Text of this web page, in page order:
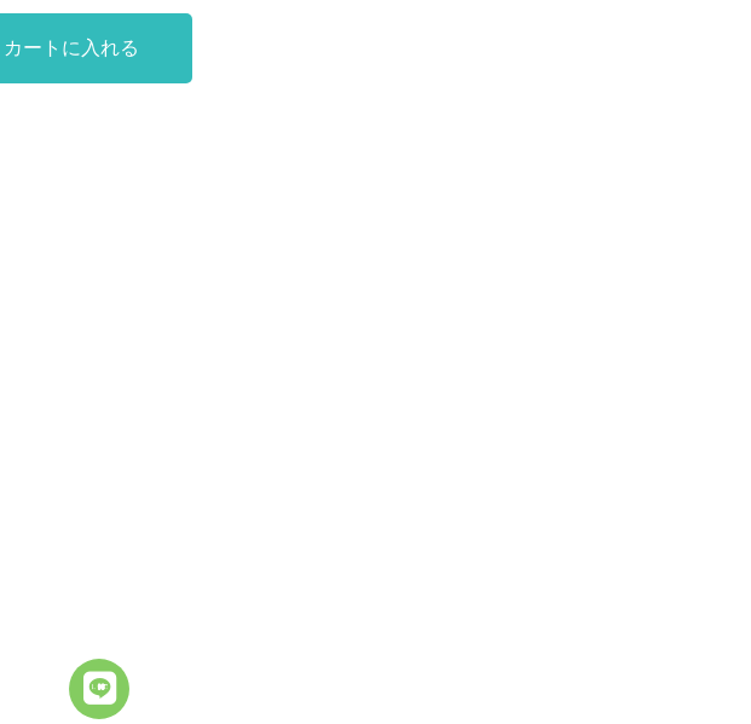
カートに入れる